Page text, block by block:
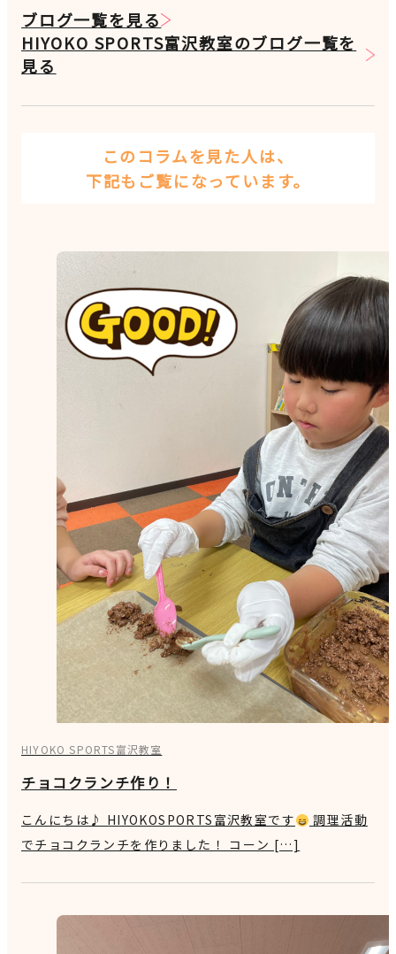
ブログ一覧を見る
HIYOKO SPORTS富沢教室のブログ一覧を
見る
このコラムを見た人は、
下記もご覧になっています。
HIYOKO SPORTS富沢教室
チョコクランチ作り！
こんにちは♪ HIYOKOSPORTS富沢教室です
調理活動
でチョコクランチを作りました！ コーン […]